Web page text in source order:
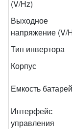
(V/Hz)
Выходное
напряжение (V/
Тип инвертора
Корпус
Емкость батарей
Интерфейс
управления